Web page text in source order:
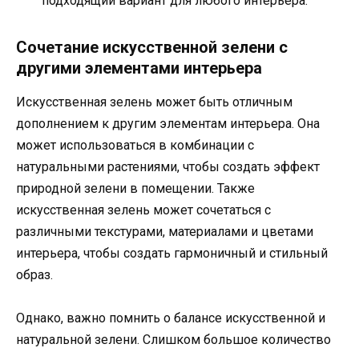
Сочетание искусственной зелени с
другими элементами интерьера
Искусственная зелень может быть отличным
дополнением к другим элементам интерьера. Она
может использоваться в комбинации с
натуральными растениями, чтобы создать эффект
природной зелени в помещении. Также
искусственная зелень может сочетаться с
различными текстурами, материалами и цветами
интерьера, чтобы создать гармоничный и стильный
образ.
Однако, важно помнить о балансе искусственной и
натуральной зелени. Слишком большое количество